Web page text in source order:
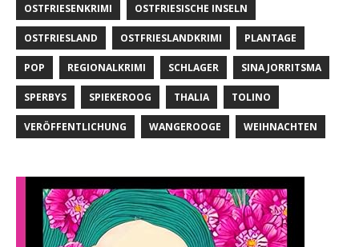
OSTFRIESENKRIMI OSTFRIESISCHE INSELN
OSTFRIESLAND OSTFRIESLANDKRIMI PLANTAGE
POP REGIONALKRIMI SCHLAGER SINA JORRITSMA
SPERBYS SPIEKEROOG THALIA TOLINO
VERÖFFENTLICHUNG WANGEROOGE WEIHNACHTEN